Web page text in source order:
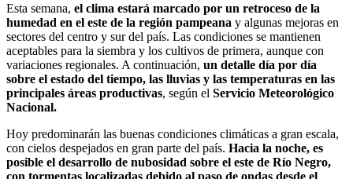
Esta semana, el clima estará marcado por un retroceso de la
humedad en el este de la región pampeana y algunas mejoras en
sectores del centro y sur del país. Las condiciones se mantienen
aceptables para la siembra y los cultivos de primera, aunque con
variaciones regionales. A continuación, un detalle día por día
sobre el estado del tiempo, las lluvias y las temperaturas en las
principales áreas productivas, según el Servicio Meteorológico
Nacional.
Hoy predominarán las buenas condiciones climáticas a gran escala,
con cielos despejados en gran parte del país. Hacia la noche, es
posible el desarrollo de nubosidad sobre el este de Río Negro,
con tormentas localizadas debido al paso de ondas desde el